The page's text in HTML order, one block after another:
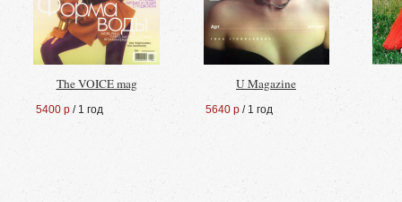
The VOICE mag
5400 р / 1 год
U Magazine
5640 р / 1 год